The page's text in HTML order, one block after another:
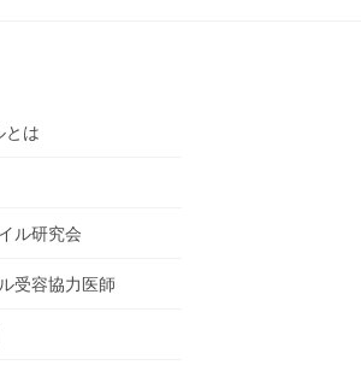
とは
ル研究会
受容協力医師